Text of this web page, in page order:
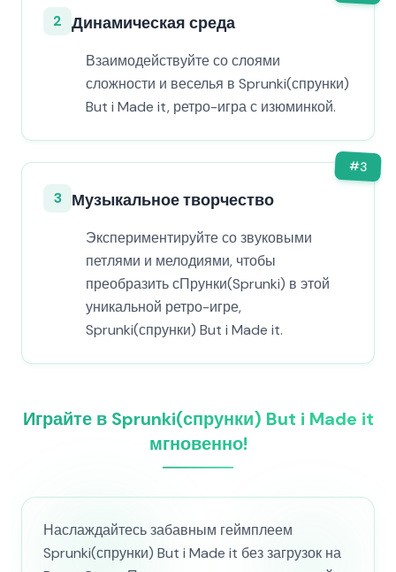
2 Динамическая среда
Взаимодействуйте со слоями
сложности и веселья в Sprunki(спрунки)
But i Made it, ретро-игра с изюминкой.
#3
3 Музыкальное творчество
Экспериментируйте со звуковыми
петлями и мелодиями, чтобы
преобразить сПрунки(Sprunki) в этой
уникальной ретро-игре,
Sprunki(спрунки) But i Made it.
Играйте в Sprunki(спрунки) But i Made it
мгновенно!
Наслаждайтесь забавным геймплеем
Sprunki(спрунки) But i Made it без загрузок на